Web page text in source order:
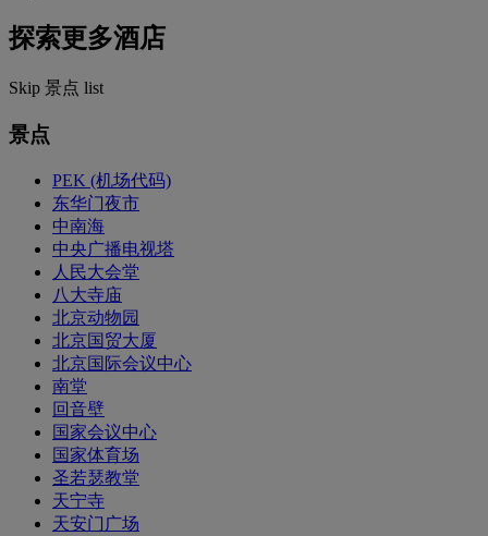
探索更多酒店
Skip 景点 list
景点
PEK (机场代码)
东华门夜市
中南海
中央广播电视塔
人民大会堂
八大寺庙
北京动物园
北京国贸大厦
北京国际会议中心
南堂
回音壁
国家会议中心
国家体育场
圣若瑟教堂
天宁寺
天安门广场